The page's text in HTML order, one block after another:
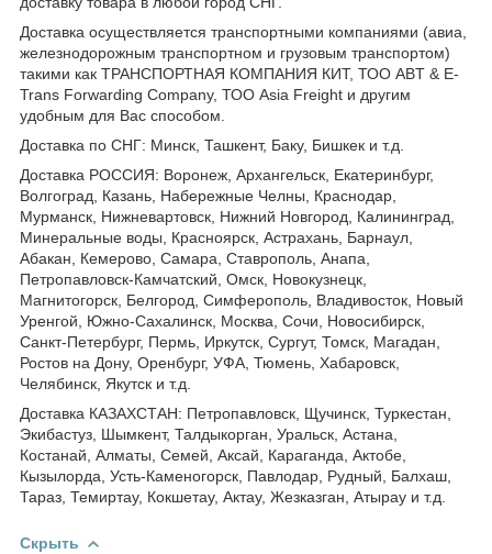
Доставка осуществляется транспортными компаниями (авиа,
железнодорожным транспортном и грузовым транспортом)
такими как ТРАНСПОРТНАЯ КОМПАНИЯ КИТ, ТОО ABT & E-
Trans Forwarding Company, ТОО Asia Freight и другим
удобным для Вас способом.
Доставка по СНГ: Минск, Ташкент, Баку, Бишкек и т.д.
Доставка РОССИЯ: Воронеж, Архангельск, Екатеринбург,
Волгоград, Казань, Набережные Челны, Краснодар,
Мурманск, Нижневартовск, Нижний Новгород, Калининград,
Минеральные воды, Красноярск, Астрахань, Барнаул,
Абакан, Кемерово, Самара, Ставрополь, Анапа,
Петропавловск-Камчатский, Омск, Новокузнецк,
Магнитогорск, Белгород, Симферополь, Владивосток, Новый
Уренгой, Южно-Сахалинск, Москва, Сочи, Новосибирск,
Санкт-Петербург, Пермь, Иркутск, Сургут, Томск, Магадан,
Ростов на Дону, Оренбург, УФА, Тюмень, Хабаровск,
Челябинск, Якутск и т.д.
Доставка КАЗАХСТАН: Петропавловск, Щучинск, Туркестан,
Экибастуз, Шымкент, Талдыкорган, Уральск, Астана,
Костанай, Алматы, Семей, Аксай, Караганда, Актобе,
Кызылорда, Усть-Каменогорск, Павлодар, Рудный, Балхаш,
Тараз, Темиртау, Кокшетау, Актау, Жезказган, Атырау и т.д.
Скрыть